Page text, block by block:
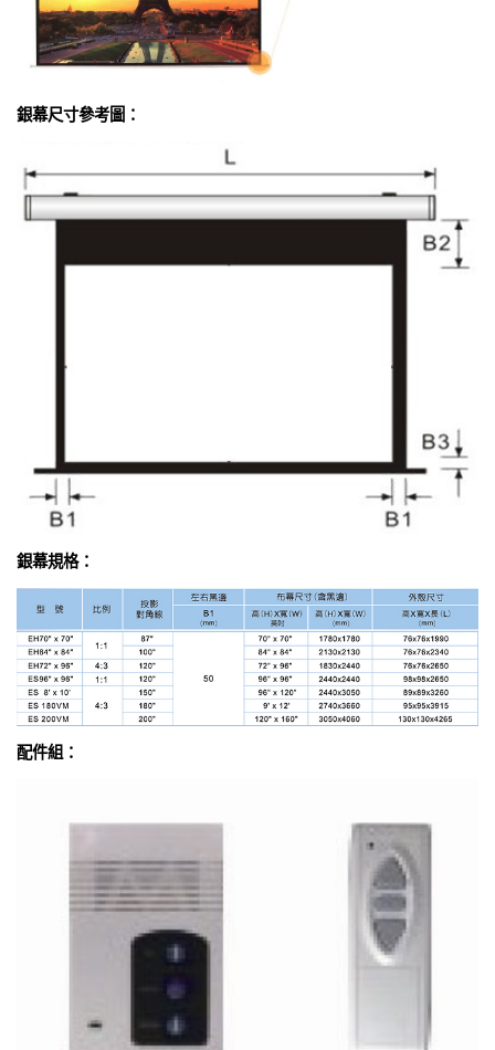
銀幕尺寸參考圖：
銀幕規格：
配件組：